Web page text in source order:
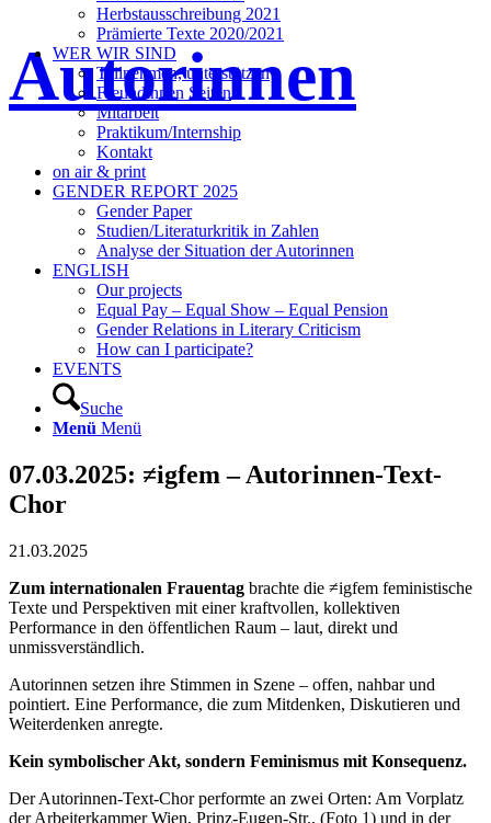
Autorinnen
Herbstausschreibung 2021
Prämierte Texte 2020/2021
WER WIR SIND
Teilnehmen, unterstützen
Freundinnen Seiten
Mitarbeit
Praktikum/Internship
Kontakt
on air & print
GENDER REPORT 2025
Gender Paper
Studien/Literaturkritik in Zahlen
Analyse der Situation der Autorinnen
ENGLISH
Our projects
Equal Pay – Equal Show – Equal Pension
Gender Relations in Literary Criticism
How can I participate?
EVENTS
Suche
Menü Menü
07.03.2025: ≠igfem – Autorinnen-Text-
Chor
21.03.2025
Zum internationalen Frauentag brachte die ≠igfem feministische
Texte und Perspektiven mit einer kraftvollen, kollektiven
Performance in den öffentlichen Raum – laut, direkt und
unmissverständlich.
Autorinnen setzen ihre Stimmen in Szene – offen, nahbar und
pointiert. Eine Performance, die zum Mitdenken, Diskutieren und
Weiterdenken anregte.
Kein symbolischer Akt, sondern Feminismus mit Konsequenz.
Der Autorinnen-Text-Chor performte an zwei Orten: Am Vorplatz
der Arbeiterkammer Wien, Prinz-Eugen-Str., (Foto 1) und in der